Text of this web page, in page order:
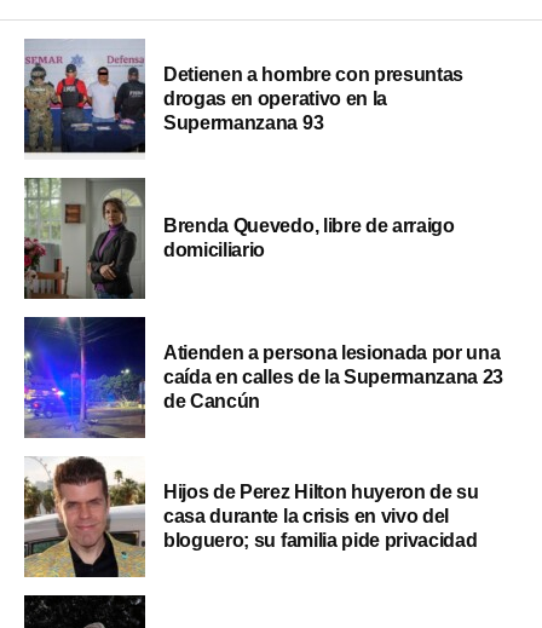
Detienen a hombre con presuntas
drogas en operativo en la
Supermanzana 93
Brenda Quevedo, libre de arraigo
domiciliario
Atienden a persona lesionada por una
caída en calles de la Supermanzana 23
de Cancún
Hijos de Perez Hilton huyeron de su
casa durante la crisis en vivo del
bloguero; su familia pide privacidad